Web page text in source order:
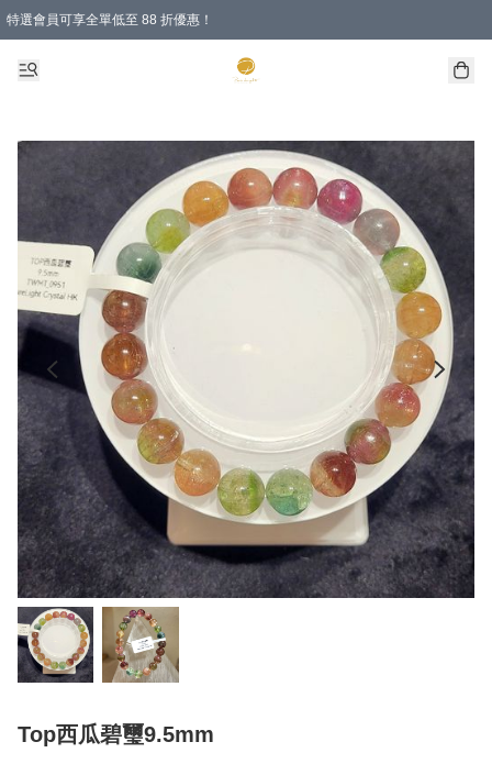
特選會員可享全單低至 88 折優惠！
購物滿 HKD 1000.00即享免運費優惠！（適用於 特定的送貨方式 )
Top西瓜碧璽9.5mm